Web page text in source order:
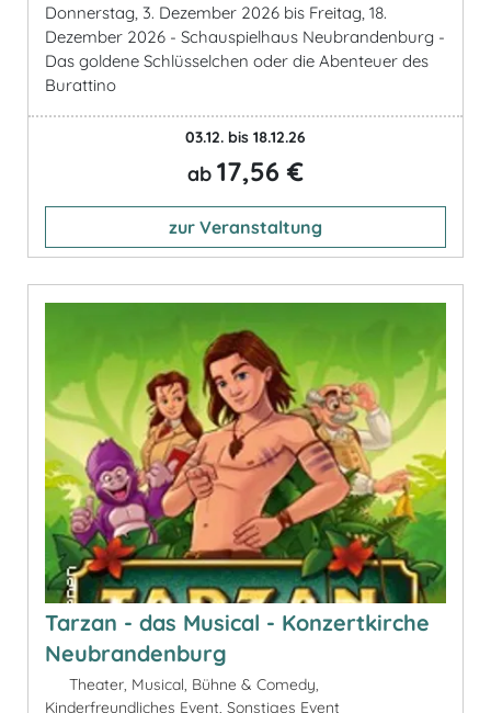
Donnerstag, 3. Dezember 2026 bis Freitag, 18.
Dezember 2026 - Schauspielhaus Neubrandenburg -
Das goldene Schlüsselchen oder die Abenteuer des
Burattino
03.12. bis 18.12.26
ab 17,56 €
zur Veranstaltung
Tarzan - das Musical - Konzertkirche
Neubrandenburg
Theater, Musical, Bühne & Comedy,
Kinderfreundliches Event, Sonstiges Event